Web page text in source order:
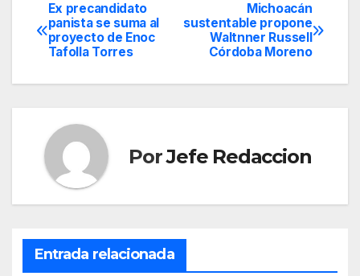
Navegación
de
entradas
Michoacán
sustentable propone
Waltnner Russell
Córdoba Moreno
Ex precandidato
panista se suma al
proyecto de Enoc
Tafolla Torres
PorJefe Redaccion
Entrada relacionada